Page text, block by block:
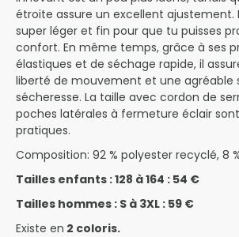
étroite assure un excellent ajustement.
super léger et fin pour que tu puisses
confort. En même temps, grâce à ses
élastiques et de séchage rapide, il
liberté de mouvement et une agréable
sécheresse. La taille avec cordon de
poches latérales à fermeture éclair
pratiques.
Composition: 92 % polyester recyclé, 8
Tailles enfants : 128 à 164 : 54 €
Tailles hommes : S à 3XL : 59 €
Existe en 2 coloris.